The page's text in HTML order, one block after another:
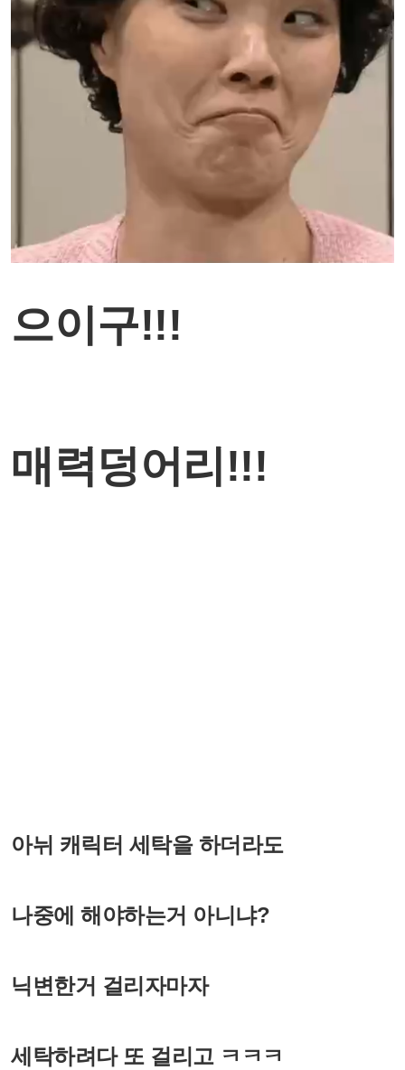
으이구!!!
매력덩어리!!!
아뉘 캐릭터 세탁을 하더라도
나중에 해야하는거 아니냐?
닉변한거 걸리자마자
세탁하려다 또 걸리고 ㅋㅋㅋ